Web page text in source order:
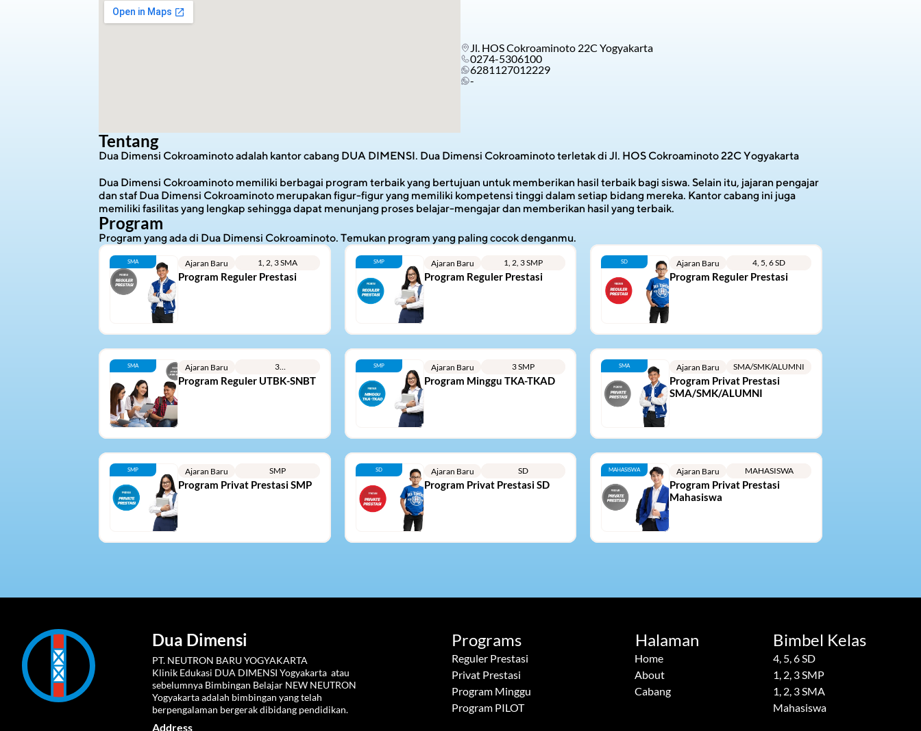
Jl. HOS Cokroaminoto 22C Yogyakarta
0274-5306100
6281127012229
-
Tentang
Dua Dimensi Cokroaminoto adalah kantor cabang DUA DIMENSI. Dua Dimensi Cokroaminoto terletak di Jl. HOS Cokroaminoto 22C Yogyakarta
Dua Dimensi Cokroaminoto memiliki berbagai program terbaik yang bertujuan untuk memberikan hasil terbaik bagi siswa. Selain itu, jajaran pengajar
dan staf Dua Dimensi Cokroaminoto merupakan figur-figur yang memiliki kompetensi tinggi dalam setiap bidang mereka. Kantor cabang ini juga
memiliki fasilitas yang lengkap sehingga dapat menunjang proses belajar-mengajar dan memberikan hasil yang terbaik.
Program
Program yang ada di Dua Dimensi Cokroaminoto. Temukan program yang paling cocok denganmu.
SMA Ajaran Baru 1, 2, 3 SMA
Program Reguler Prestasi
SMP Ajaran Baru 1, 2, 3 SMP
Program Reguler Prestasi
SD Ajaran Baru 4, 5, 6 SD
Program Reguler Prestasi
SMA Ajaran Baru
3
SMA/SMK/ALUMNI
Program Reguler UTBK-SNBT
SMP Ajaran Baru 3 SMP
Program Minggu TKA-TKAD
SMA Ajaran Baru SMA/SMK/ALUMNI
Program Privat Prestasi
SMA/SMK/ALUMNI
SMP Ajaran Baru SMP
Program Privat Prestasi SMP
SD Ajaran Baru SD
Program Privat Prestasi SD
MAHASISWA Ajaran Baru MAHASISWA
Program Privat Prestasi
Mahasiswa
Dua Dimensi
PT. NEUTRON BARU YOGYAKARTA
Klinik Edukasi DUA DIMENSI Yogyakarta  atau
sebelumnya Bimbingan Belajar NEW NEUTRON
Yogyakarta adalah bimbingan yang telah
berpengalaman bergerak dibidang pendidikan.
Address
Programs
Reguler Prestasi
Privat Prestasi
Program Minggu
Program PILOT
Halaman
Home
About
Cabang
Bimbel Kelas
4, 5, 6 SD
1, 2, 3 SMP
1, 2, 3 SMA
Mahasiswa